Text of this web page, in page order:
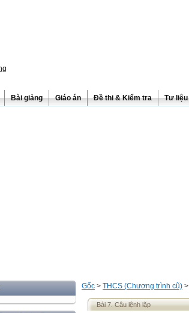
Bài giảng Giáo án Đề thi & Kiểm tra Tư liệu
Gốc > THCS (Chương trình cũ) >
Bài 7. Câu lệnh lặp